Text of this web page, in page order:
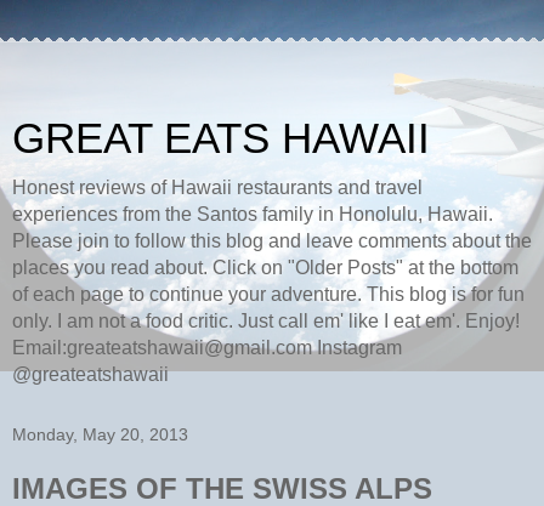
GREAT EATS HAWAII
Honest reviews of Hawaii restaurants and travel
experiences from the Santos family in Honolulu, Hawaii.
Please join to follow this blog and leave comments about the
places you read about. Click on "Older Posts" at the bottom
of each page to continue your adventure. This blog is for fun
only. I am not a food critic. Just call em' like I eat em'. Enjoy!
Email:greateatshawaii@gmail.com Instagram
@greateatshawaii
Monday, May 20, 2013
IMAGES OF THE SWISS ALPS